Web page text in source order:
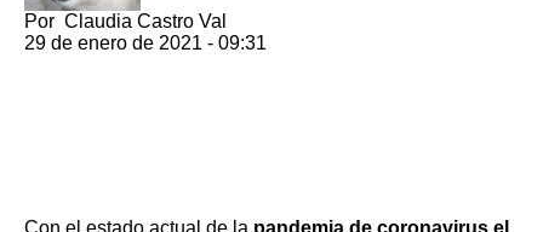
Por Claudia Castro Val
29 de enero de 2021 - 09:31
Con el estado actual de la pandemia de coronavirus el